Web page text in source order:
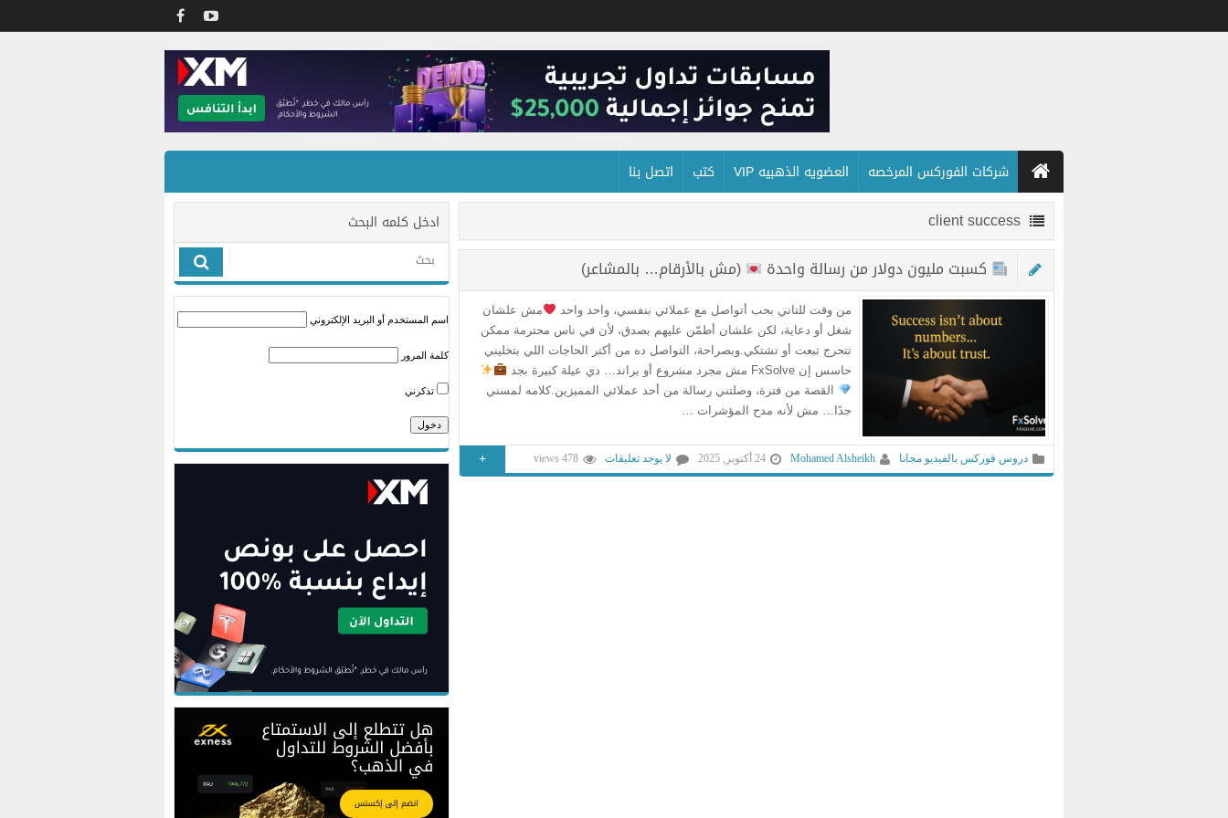
شركات الفوركس المرخصه العضويه الذهبيه VIP كتب اتصل بنا
client success
كسبت مليون دولار من رسالة واحدة
(مش بالأرقام… بالمشاعر)
من وقت للتاني بحب أتواصل مع عملائي بنفسي، واحد واحد
مش علشان
شغل أو دعاية، لكن علشان أطمّن عليهم بصدق، لأن في ناس محترمة ممكن
تتحرج تبعت أو تشتكي.وبصراحة، التواصل ده من أكتر الحاجات اللي بتخليني
حاسس إن FxSolve مش مجرد مشروع أو براند… دي عيلة كبيرة بجد
القصة من فترة، وصلتني رسالة من أحد عملائي المميزين.كلامه لمسني
جدًا… مش لأنه مدح المؤشرات …
دروس فوركس بالفيديو مجانا Mohamed Alsheikh 24 أكتوبر, 2025 لا يوجد تعليقات 478 views
+
ادخل كلمه البحث
اسم المستخدم أو البريد الإلكتروني
كلمة المرور
تذكرني